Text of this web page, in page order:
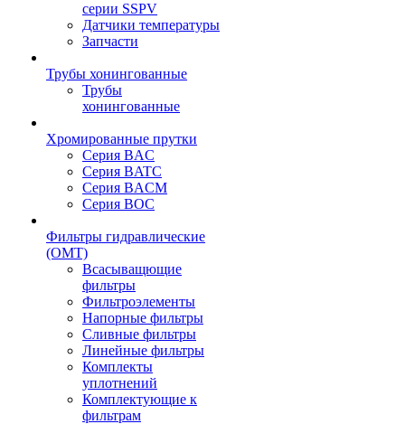
серии SSPV
Датчики температуры
Запчасти
Трубы хонингованные
Трубы
хонингованные
Хромированные прутки
Серия BAC
Серия BATC
Серия BACM
Серия BOC
Фильтры гидравлические
(OMT)
Всасыващющие
фильтры
Фильтроэлементы
Напорные фильтры
Сливные фильтры
Линейные фильтры
Комплекты
уплотнений
Комплектующие к
фильтрам